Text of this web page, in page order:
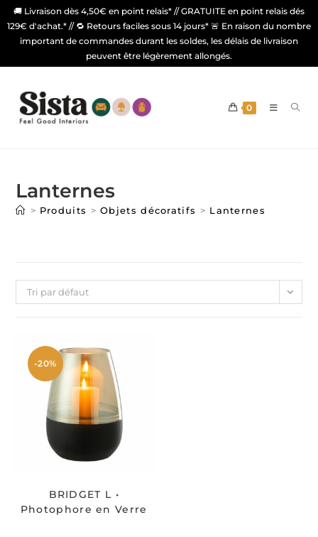
🚚 Livraison dès 4,50€ en point relais* // GRATUITE en point relais dés
129€ d'achat.* // 🔁 Retours faciles sous 14 jours* 🚨 En raison du nombre
important de commandes durant les soldes, les délais de livraison
peuvent être légèrement allongés.
0
Lanternes
> Produits > Objets décoratifs > Lanternes
Tri par défaut
-20%
BRIDGET L •
Photophore en Verre